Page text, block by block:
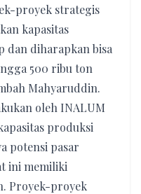
proyek strategis
kapasitas
dan diharapkan bisa
500 ribu ton
Mahyaruddin.
oleh INALUM
produksi
potensi pasar
ini memiliki
Proyek-proyek